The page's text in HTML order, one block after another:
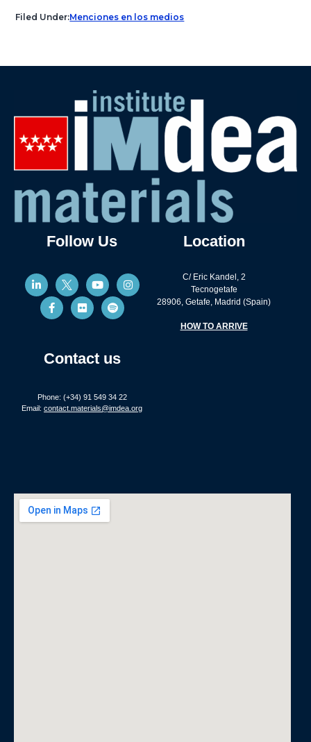
Filed Under:Menciones en los medios
Follow Us
Contact us
Phone: (+34) 91 549 34 22
Email: contact.materials@imdea.org
Location
C/ Eric Kandel, 2
Tecnogetafe
28906, Getafe, Madrid (Spain)
HOW TO ARRIVE